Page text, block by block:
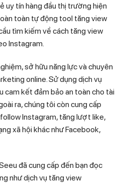
uy tín hàng đầu thị trường hiện
toàn tự động tool tăng view
tìm kiếm về cách tăng view
Instagram.
sở hữu năng lực và chuyên
online. Sử dụng dịch vụ
cam kết đảm bảo an toàn cho tài
ra, chúng tôi còn cung cấp
Instagram, tăng lượt like,
xã hội khác như Facebook,
đã cung cấp đến bạn đọc
như dịch vụ tăng view